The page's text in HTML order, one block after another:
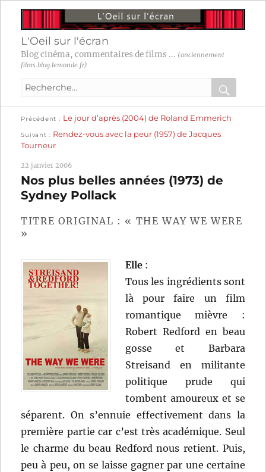
L'Oeil sur l'écran
Blog cinéma, commentaires de films ... (anciennement
films.blog.lemonde.fr)
Recherche
:
OK
Navigation
de
l’article
Précédent
précédente :
Le jour d’après (2004) de Roland Emmerich
Suivant
suivante :
Rendez-vous avec la peur (1957) de Jacques
Tourneur
22 janvier 2006
Nos plus belles années (1973) de
Sydney Pollack
TITRE ORIGINAL : « THE WAY WE WERE
»
Elle :
Tous les ingrédients sont
là pour faire un film
romantique mièvre :
Robert Redford en beau
gosse et Barbara
Streisand en militante
politique prude qui
tombent amoureux et se
séparent. On s’ennuie effectivement dans la
première partie car c’est très académique. Seul
le charme du beau Redford nous retient. Puis,
peu à peu, on se laisse gagner par une certaine